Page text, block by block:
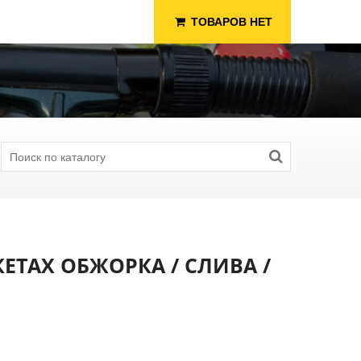
ТОВАРОВ НЕТ
ОБЖОРКА / СЛИВА /